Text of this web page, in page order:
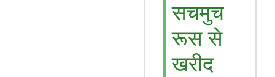
सचमुच
रूस से
खरीद